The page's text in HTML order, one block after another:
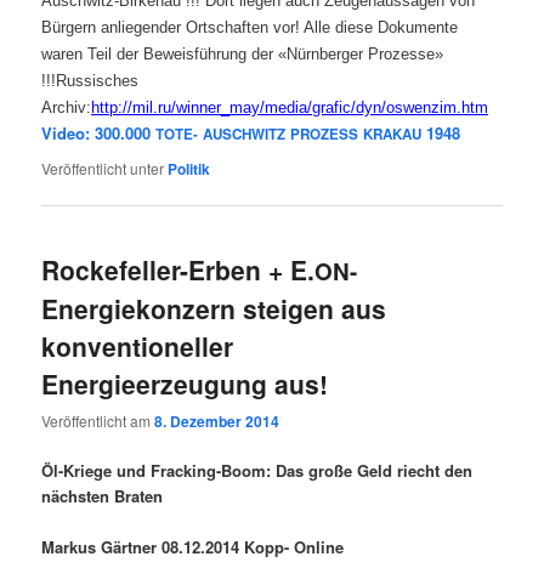
Bürgern anliegender Ortschaften vor! Alle diese Dokumente
waren Teil der Beweisführung der «Nürnberger Prozesse»
!!!Russisches
Archiv: http://mil.ru/winner_may/media/grafic/dyn/oswenzim.htm
Video: 300.000TOTE- AUSCHWITZ PROZESS KRAKAU 1948
Veröffentlicht unter Politik
Rockefeller-Erben + E.ON-
Energiekonzern steigen aus
konventioneller
Energieerzeugung aus!
Veröffentlicht am8. Dezember 2014
Öl-Krie­ge und Frack­ing-Boom: Das gro­ße Geld riecht den
nächs­ten Braten
Mar­kus Gärt­ner 08.12.2014 Kopp- Online